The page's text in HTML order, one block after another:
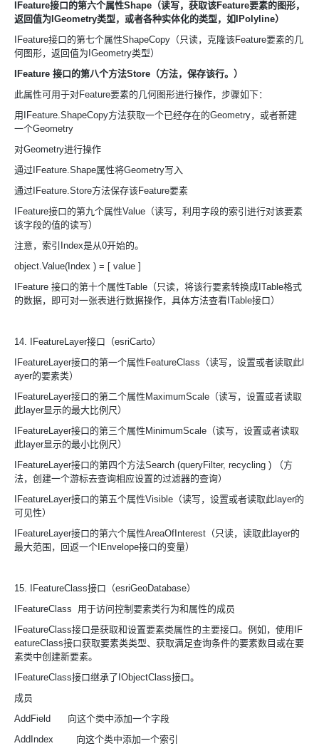
IFeature接口的第六个属性Shape（读写，获取该Feature要素的图形，
返回值为IGeometry类型，或者各种实体化的类型，如IPolyline）
IFeature接口的第七个属性ShapeCopy（只读，克隆该Feature要素的几
何图形，返回值为IGeometry类型）
IFeature 接口的第八个方法Store（方法，保存该行。）
此属性可用于对Feature要素的几何图形进行操作，步骤如下：
用IFeature.ShapeCopy方法获取一个已经存在的Geometry，或者新建
一个Geometry
对Geometry进行操作
通过IFeature.Shape属性将Geometry写入
通过IFeature.Store方法保存该Feature要素
IFeature接口的第九个属性Value（读写，利用字段的索引进行对该要素
该字段的值的读写）
注意，索引Index是从0开始的。
object.Value(Index ) = [ value ]
IFeature 接口的第十个属性Table（只读，将该行要素转换成ITable格式
的数据，即可对一张表进行数据操作，具体方法查看ITable接口）
14. IFeatureLayer接口（esriCarto）
IFeatureLayer接口的第一个属性FeatureClass（读写，设置或者读取此l
ayer的要素类）
IFeatureLayer接口的第二个属性MaximumScale（读写，设置或者读取
此layer显示的最大比例尺）
IFeatureLayer接口的第三个属性MinimumScale（读写，设置或者读取
此layer显示的最小比例尺）
IFeatureLayer接口的第四个方法Search (queryFilter, recycling ) （方
法，创建一个游标去查询相应设置的过滤器的查询）
IFeatureLayer接口的第五个属性Visible（读写，设置或者读取此layer的
可见性）
IFeatureLayer接口的第六个属性AreaOfInterest（只读，读取此layer的
最大范围，回返一个IEnvelope接口的变量）
15. IFeatureClass接口（esriGeoDatabase）
IFeatureClass 用于访问控制要素类行为和属性的成员
IFeatureClass接口是获取和设置要素类属性的主要接口。例如，使用IF
eatureClass接口获取要素类类型、获取满足查询条件的要素数目或在要
素类中创建新要素。
IFeatureClass接口继承了IObjectClass接口。
成员
AddField 向这个类中添加一个字段
AddIndex 向这个类中添加一个索引